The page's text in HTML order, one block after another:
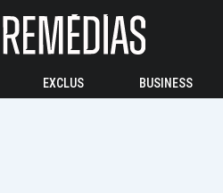
EXCLUS BUSINESS